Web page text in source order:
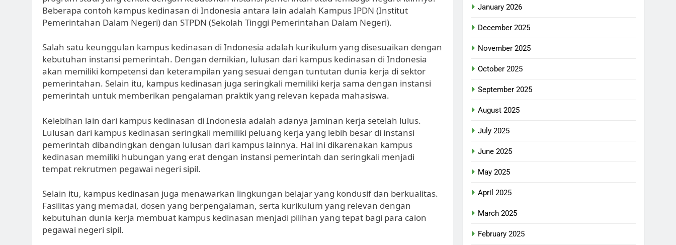
Beberapa contoh kampus kedinasan di Indonesia antara lain adalah Kampus IPDN (Institut
Pemerintahan Dalam Negeri) dan STPDN (Sekolah Tinggi Pemerintahan Dalam Negeri).
Salah satu keunggulan kampus kedinasan di Indonesia adalah kurikulum yang disesuaikan dengan
kebutuhan instansi pemerintah. Dengan demikian, lulusan dari kampus kedinasan di Indonesia
akan memiliki kompetensi dan keterampilan yang sesuai dengan tuntutan dunia kerja di sektor
pemerintahan. Selain itu, kampus kedinasan juga seringkali memiliki kerja sama dengan instansi
pemerintah untuk memberikan pengalaman praktik yang relevan kepada mahasiswa.
Kelebihan lain dari kampus kedinasan di Indonesia adalah adanya jaminan kerja setelah lulus.
Lulusan dari kampus kedinasan seringkali memiliki peluang kerja yang lebih besar di instansi
pemerintah dibandingkan dengan lulusan dari kampus lainnya. Hal ini dikarenakan kampus
kedinasan memiliki hubungan yang erat dengan instansi pemerintah dan seringkali menjadi
tempat rekrutmen pegawai negeri sipil.
Selain itu, kampus kedinasan juga menawarkan lingkungan belajar yang kondusif dan berkualitas.
Fasilitas yang memadai, dosen yang berpengalaman, serta kurikulum yang relevan dengan
kebutuhan dunia kerja membuat kampus kedinasan menjadi pilihan yang tepat bagi para calon
pegawai negeri sipil.
January 2026
December 2025
November 2025
October 2025
September 2025
August 2025
July 2025
June 2025
May 2025
April 2025
March 2025
February 2025